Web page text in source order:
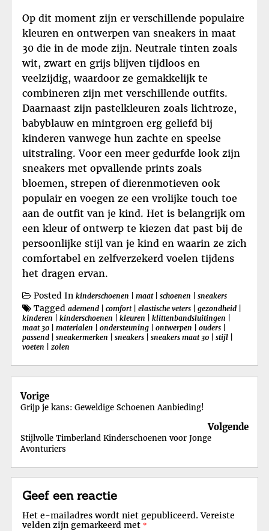
Op dit moment zijn er verschillende populaire
kleuren en ontwerpen van sneakers in maat
30 die in de mode zijn. Neutrale tinten zoals
wit, zwart en grijs blijven tijdloos en
veelzijdig, waardoor ze gemakkelijk te
combineren zijn met verschillende outfits.
Daarnaast zijn pastelkleuren zoals lichtroze,
babyblauw en mintgroen erg geliefd bij
kinderen vanwege hun zachte en speelse
uitstraling. Voor een meer gedurfde look zijn
sneakers met opvallende prints zoals
bloemen, strepen of dierenmotieven ook
populair en voegen ze een vrolijke touch toe
aan de outfit van je kind. Het is belangrijk om
een kleur of ontwerp te kiezen dat past bij de
persoonlijke stijl van je kind en waarin ze zich
comfortabel en zelfverzekerd voelen tijdens
het dragen ervan.
Posted In kinderschoenen maat| schoenen sneakers
Tagged ademend comfort| elastische veters gezondheid
kinderen
kinderschoenen kleuren klittenbandsluitingen
maat 30
materialen ondersteuning ontwerpen ouders
passend
sneakermerken sneakers sneakers maat 30 stijl
voeten
zolen
Berichtnavigatie
Vorige
Grijp je kans: Geweldige Schoenen Aanbieding!
Volgende
Stijlvolle Timberland Kinderschoenen voor Jonge
Avonturiers
Geef een reactie
Het e-mailadres wordt niet gepubliceerd. Vereiste
velden zijn gemarkeerd met *